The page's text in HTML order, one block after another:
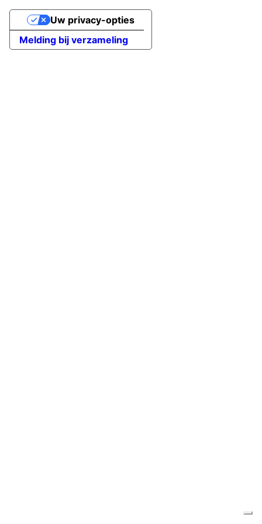
Melding bij verzameling
Uw privacy-opties